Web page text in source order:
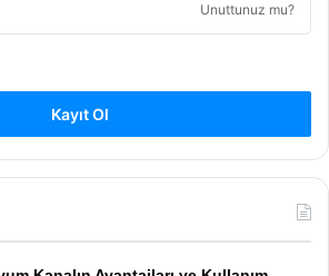
Unuttunuz mu?
Kayıt Ol